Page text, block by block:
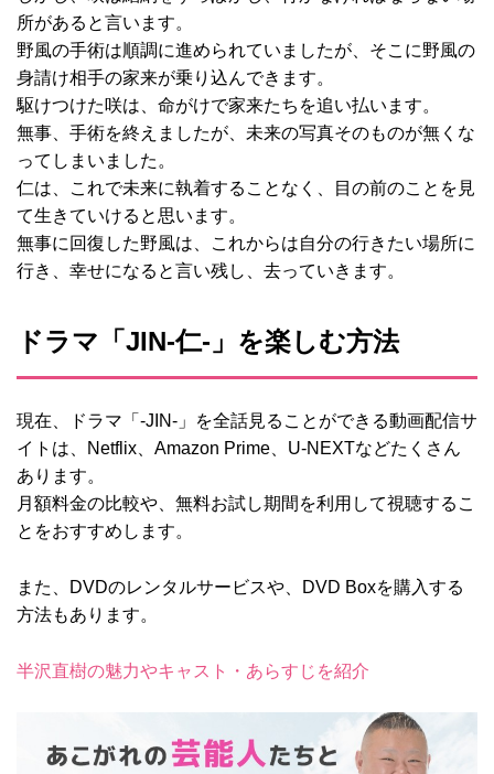
所があると言います。
野風の手術は順調に進められていましたが、そこに野風の
身請け相手の家来が乗り込んできます。
駆けつけた咲は、命がけで家来たちを追い払います。
無事、手術を終えましたが、未来の写真そのものが無くな
ってしまいました。
仁は、これで未来に執着することなく、目の前のことを見
て生きていけると思います。
無事に回復した野風は、これからは自分の行きたい場所に
行き、幸せになると言い残し、去っていきます。
ドラマ「JIN-仁‐」を楽しむ方法
現在、ドラマ「-JIN-」を全話見ることができる動画配信サ
イトは、Netflix、Amazon Prime、U-NEXTなどたくさん
あります。
月額料金の比較や、無料お試し期間を利用して視聴するこ
とをおすすめします。
また、DVDのレンタルサービスや、DVD Boxを購入する
方法もあります。
半沢直樹の魅力やキャスト・あらすじを紹介